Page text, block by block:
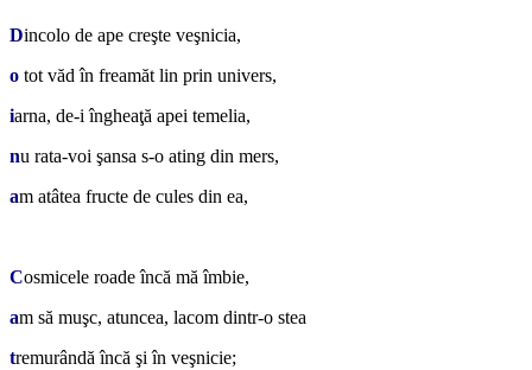
Dincolo de ape creşte veşnicia,
o tot văd în freamăt lin prin univers,
iarna, de-i îngheaţă apei temelia,
nu rata-voi şansa s-o ating din mers,
am atâtea fructe de cules din ea,
Cosmicele roade încă mă îmbie,
am să muşc, atuncea, lacom dintr-o stea
tremurândă încă şi în veşnicie;